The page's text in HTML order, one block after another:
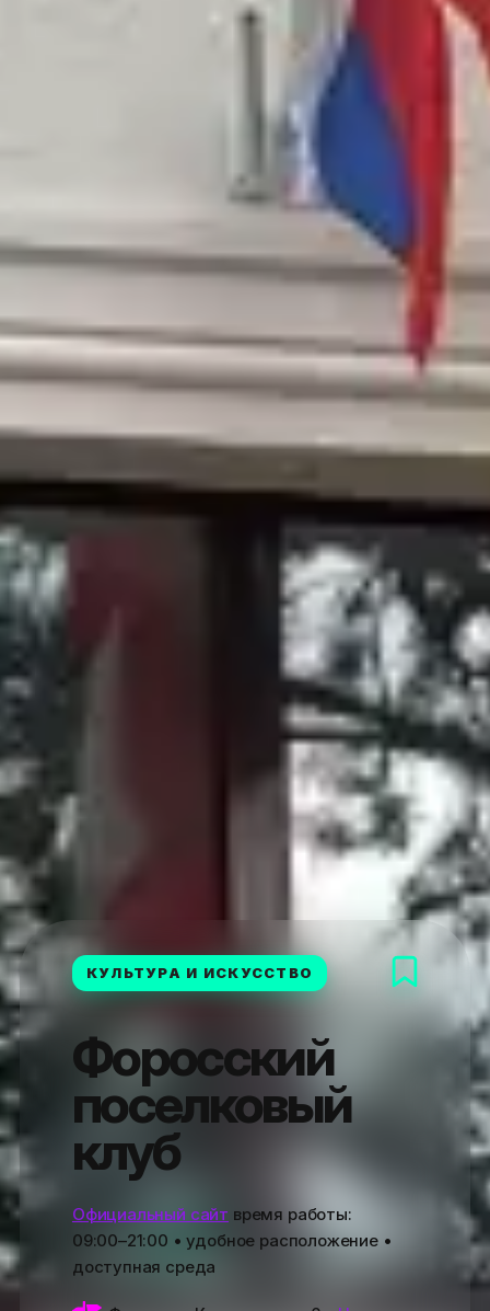
КУЛЬТУРА И ИСКУССТВО
Форосский
поселковый
клуб
Официальный сайт время работы:
09:00–21:00 • удобное расположение •
доступная среда